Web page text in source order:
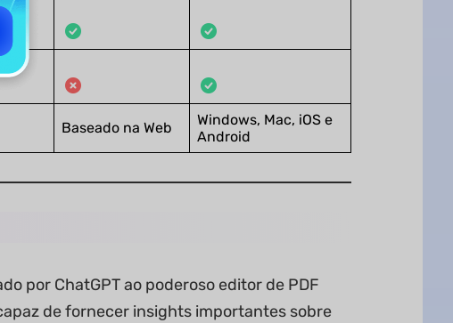
Baseado na Web
Windows, Mac, iOS e
Android
por ChatGPT ao poderoso editor de PDF
de fornecer insights importantes sobre